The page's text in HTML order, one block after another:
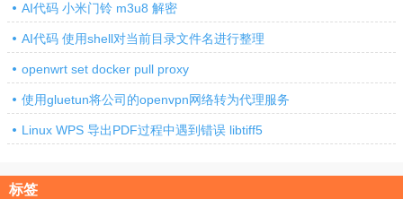
AI代码 小米门铃 m3u8 解密
AI代码 使用shell对当前目录文件名进行整理
openwrt set docker pull proxy
使用gluetun将公司的openvpn网络转为代理服务
Linux WPS 导出PDF过程中遇到错误 libtiff5
标签